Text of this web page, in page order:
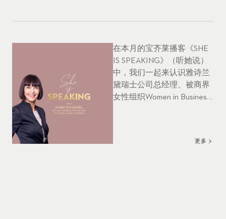
在本月的宝齐莱播客《SHE
IS SPEAKING》（听她说）
中，我们一起来认识雅诗兰
黛瑞士公司总经理、被商界
女性组织Women in Business
与我们分享她富有远见的战
更多